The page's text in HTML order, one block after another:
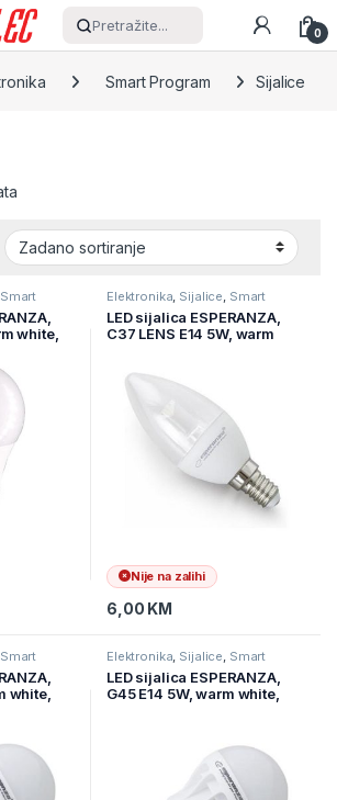
Pretražite... 0
Smart Program Sijalice
Smart
white,
Elektronika, Sijalice, Smart
LED sijalica ESPERANZA,
C37 LENS E14 5W, warm
Nije na zalihi
6,00 KM
Smart
white,
Elektronika, Sijalice, Smart
LED sijalica ESPERANZA,
G45 E14 5W, warm white,